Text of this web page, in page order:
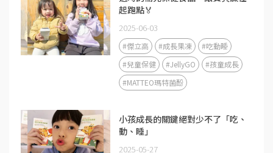
起跑點🏅
2025-06-03
#傑立高 #成長果凍
#吃動睡
#兒童保健
#JellyGO
#孩童成長
#MATTEO瑪特菌酚
小孩成長的關鍵絕對少不了「吃、
動、睡」
2025-05-27